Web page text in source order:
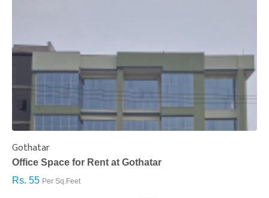
Gothatar
Office Space for Rent at Gothatar
Rs. 55 Per Sq.Feet